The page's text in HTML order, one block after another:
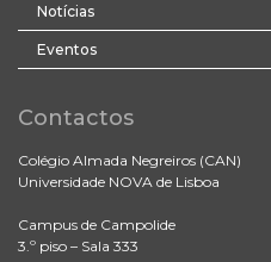
Notícias
Eventos
Contactos
Colégio Almada Negreiros (CAN)
Universidade NOVA de Lisboa
Campus de Campolide
3.º piso – Sala 333